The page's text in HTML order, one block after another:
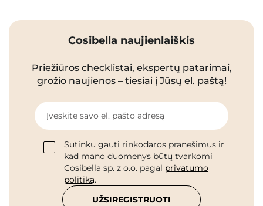
Cosibella naujienlaiškis
Priežiūros checklistai, ekspertų patarimai,
grožio naujienos – tiesiai į Jūsų el. paštą!
Įveskite savo el. pašto adresą
Sutinku gauti rinkodaros pranešimus ir
kad mano duomenys būtų tvarkomi
Cosibella sp. z o.o. pagal privatumo
politiką.
UŽSIREGISTRUOTI